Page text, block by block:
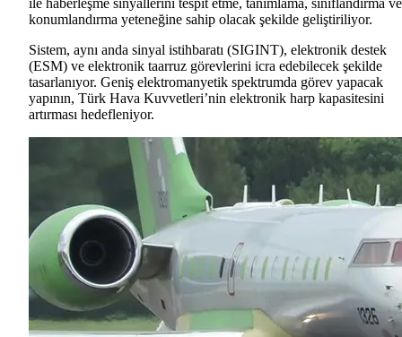
ile haberleşme sinyallerini tespit etme, tanımlama, sınıflandırma ve
konumlandırma yeteneğine sahip olacak şekilde geliştiriliyor.
Sistem, aynı anda sinyal istihbaratı (SIGINT), elektronik destek
(ESM) ve elektronik taarruz görevlerini icra edebilecek şekilde
tasarlanıyor. Geniş elektromanyetik spektrumda görev yapacak
yapının, Türk Hava Kuvvetleri’nin elektronik harp kapasitesini
artırması hedefleniyor.